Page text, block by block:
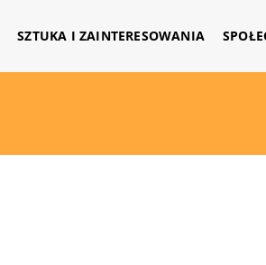
SZTUKA I ZAINTERESOWANIA